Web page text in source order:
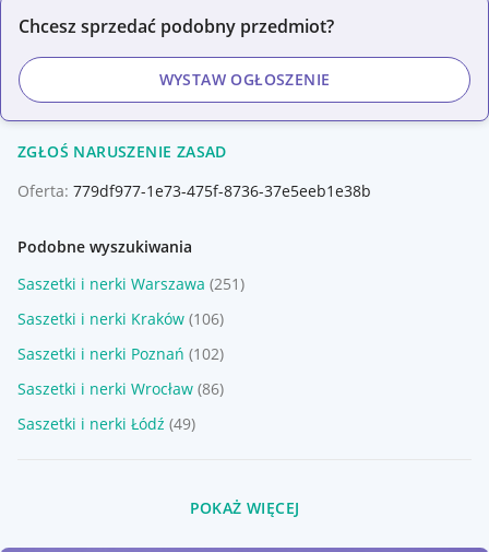
Chcesz sprzedać podobny przedmiot?
WYSTAW OGŁOSZENIE
ZGŁOŚ NARUSZENIE ZASAD
Oferta: 779df977-1e73-475f-8736-37e5eeb1e38b
Podobne wyszukiwania
Saszetki i nerki Warszawa (251)
Saszetki i nerki Kraków (106)
Saszetki i nerki Poznań (102)
Saszetki i nerki Wrocław (86)
Saszetki i nerki Łódź (49)
POKAŻ WIĘCEJ